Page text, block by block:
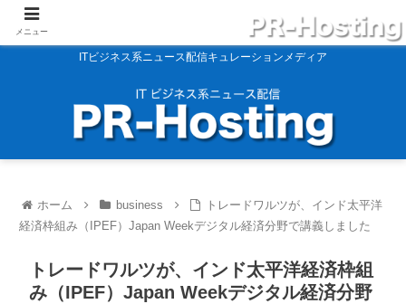
ITビジネス系ニュース配信キュレーションメディア
ホーム business
トレードワルツが、インド太平洋
経済枠組み（IPEF）Japan Weekデジタル経済分野で講義しました
トレードワルツが、インド太平洋経済枠組
み（IPEF）Japan Weekデジタル経済分野
メニュー